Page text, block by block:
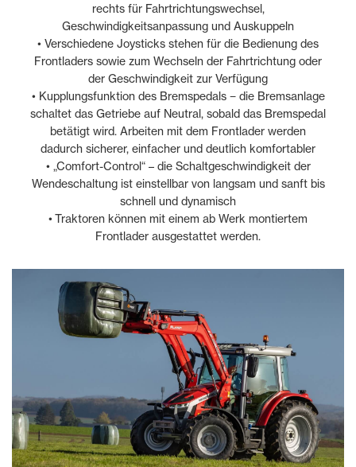
rechts für Fahrtrichtungswechsel,
Geschwindigkeitsanpassung und Auskuppeln
• Verschiedene Joysticks stehen für die Bedienung des
Frontladers sowie zum Wechseln der Fahrtrichtung oder
der Geschwindigkeit zur Verfügung
• Kupplungsfunktion des Bremspedals − die Bremsanlage
schaltet das Getriebe auf Neutral, sobald das Bremspedal
betätigt wird. Arbeiten mit dem Frontlader werden
dadurch sicherer, einfacher und deutlich komfortabler
• „Comfort-Control“ – die Schaltgeschwindigkeit der
Wendeschaltung ist einstellbar von langsam und sanft bis
schnell und dynamisch
• Traktoren können mit einem ab Werk montiertem
Frontlader ausgestattet werden.